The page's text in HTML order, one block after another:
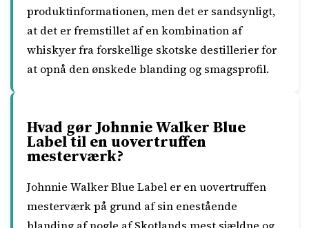
produktinformationen, men det er sandsynligt,
at det er fremstillet af en kombination af
whiskyer fra forskellige skotske destillerier for
at opnå den ønskede blanding og smagsprofil.
Hvad gør Johnnie Walker Blue
Label til en uovertruffen
mesterværk?
Johnnie Walker Blue Label er en uovertruffen
mesterværk på grund af sin enestående